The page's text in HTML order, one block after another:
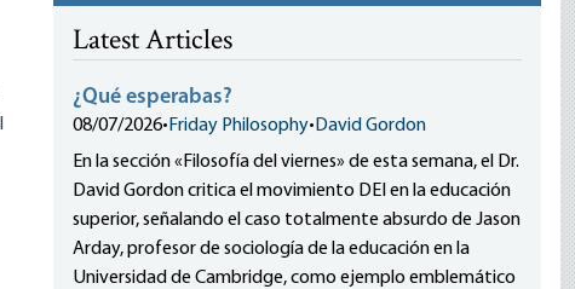
Latest Articles
¿Qué esperabas?
08/07/2026• Friday Philosophy• David Gordon
En la sección «Filosofía del viernes» de esta semana, el Dr.
David Gordon critica el movimiento DEI en la educación
superior, señalando el caso totalmente absurdo de Jason
Arday, profesor de sociología de la educación en la
Universidad de Cambridge, como ejemplo emblemático